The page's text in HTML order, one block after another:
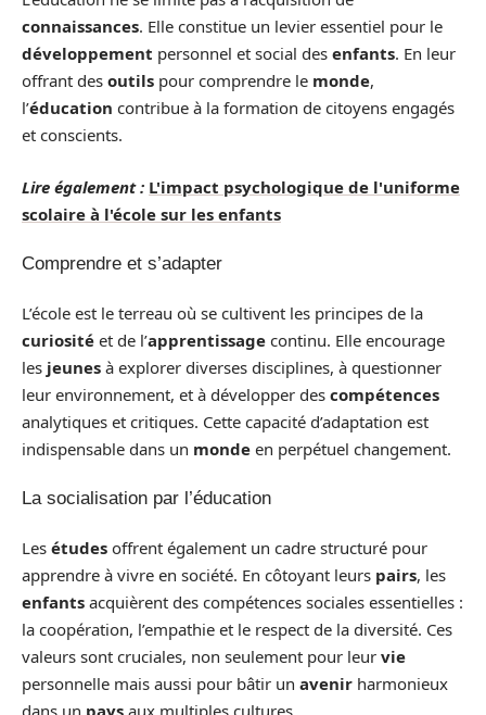
connaissances. Elle constitue un levier essentiel pour le
développement personnel et social des enfants. En leur
offrant des outils pour comprendre le monde,
l’éducation contribue à la formation de citoyens engagés
et conscients.
Lire également : L'impact psychologique de l'uniforme
scolaire à l'école sur les enfants
Comprendre et s’adapter
L’école est le terreau où se cultivent les principes de la
curiosité et de l’apprentissage continu. Elle encourage
les jeunes à explorer diverses disciplines, à questionner
leur environnement, et à développer des compétences
analytiques et critiques. Cette capacité d’adaptation est
indispensable dans un monde en perpétuel changement.
La socialisation par l’éducation
Les études offrent également un cadre structuré pour
apprendre à vivre en société. En côtoyant leurs pairs, les
enfants acquièrent des compétences sociales essentielles :
la coopération, l’empathie et le respect de la diversité. Ces
valeurs sont cruciales, non seulement pour leur vie
personnelle mais aussi pour bâtir un avenir harmonieux
dans un pays aux multiples cultures.